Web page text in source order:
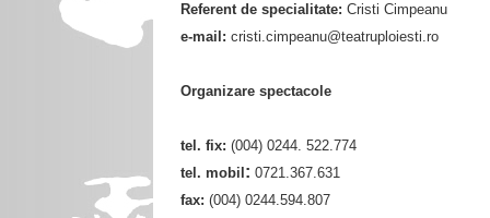
Referent de specialitate: Cristi Cimpeanu
e-mail: cristi.cimpeanu@teatruploiesti.ro
Organizare spectacole
tel. fix: (004) 0244. 522.774
tel. mobil : 0721.367.631
fax: (004) 0244.594.807